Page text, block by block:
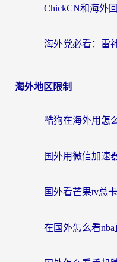
海外地区限制